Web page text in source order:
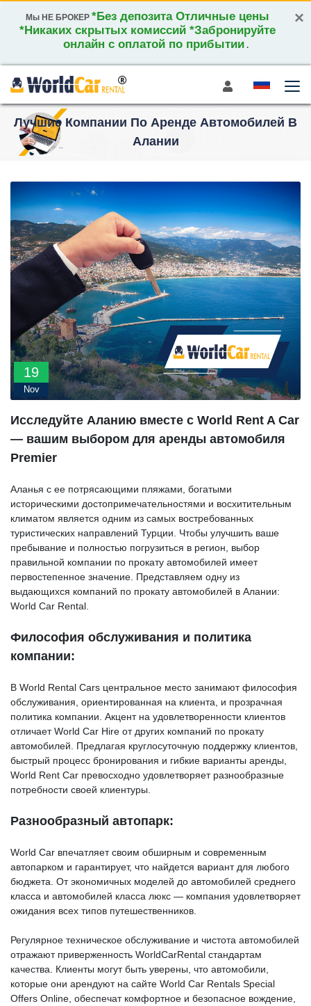
×
Мы НЕ БРОКЕР *Без депозита Отличные цены
*Никаких скрытых комиссий *Забронируйте
онлайн с оплатой по прибытии .
Лучшие Компании По Аренде Автомобилей В
Алании
19
Nov
Исследуйте Аланию вместе с World Rent A Car
— вашим выбором для аренды автомобиля
Premier
Аланья с ее потрясающими пляжами, богатыми
историческими достопримечательностями и восхитительным
климатом является одним из самых востребованных
туристических направлений Турции. Чтобы улучшить ваше
пребывание и полностью погрузиться в регион, выбор
правильной компании по прокату автомобилей имеет
первостепенное значение. Представляем одну из
выдающихся компаний по прокату автомобилей в Алании:
World Car Rental.
Философия обслуживания и политика
компании:
В World Rental Cars центральное место занимают философия
обслуживания, ориентированная на клиента, и прозрачная
политика компании. Акцент на удовлетворенности клиентов
отличает World Car Hire от других компаний по прокату
автомобилей. Предлагая круглосуточную поддержку клиентов,
быстрый процесс бронирования и гибкие варианты аренды,
World Rent Car превосходно удовлетворяет разнообразные
потребности своей клиентуры.
Разнообразный автопарк:
World Car впечатляет своим обширным и современным
автопарком и гарантирует, что найдется вариант для любого
бюджета. От экономичных моделей до автомобилей среднего
класса и автомобилей класса люкс — компания удовлетворяет
ожидания всех типов путешественников.
Регулярное техническое обслуживание и чистота автомобилей
отражают приверженность WorldCarRental стандартам
качества. Клиенты могут быть уверены, что автомобили,
которые они арендуют на сайте World Car Rentals Special
Offers Online, обеспечат комфортное и безопасное вождение,